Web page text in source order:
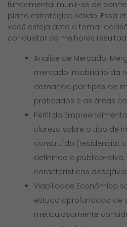
fundamental munir-se de
plano estratégico sólido. Essa
você esteja apto a tomar
conquistar os melhores
Análise de Mercado:
mercado imobiliário da
demanda por tipos de
praticados e as áreas
Perfil do
clareza sobre o tipo de
construído (residencial,
definindo o público-
características
Viabilidade Econômica
estudo aprofundado de
meticulosamente